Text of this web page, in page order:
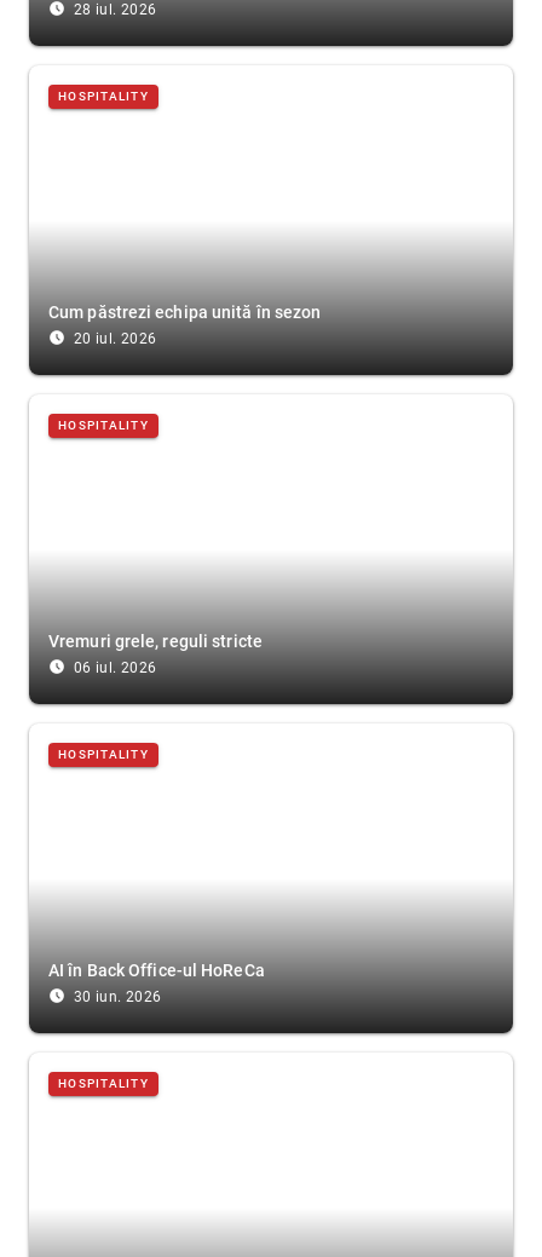
access_time_filled 28 iul. 2026
HOSPITALITY
Cum păstrezi echipa unită în sezon
access_time_filled 20 iul. 2026
HOSPITALITY
Vremuri grele, reguli stricte
access_time_filled 06 iul. 2026
HOSPITALITY
AI în Back Office-ul HoReCa
access_time_filled 30 iun. 2026
HOSPITALITY